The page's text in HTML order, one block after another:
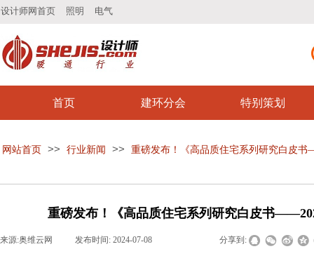
设计师网首页 照明 电气
首页 建环分会 特别策划
网站首页 >> 行业新闻 >> 重磅发布！《高品质住宅系列研究白皮
重磅发布！《高品质住宅系列研究白皮书
来源:奥维云网 发布时间: 2024-07-08 分享到: